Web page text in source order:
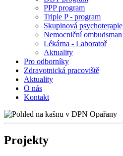
PPP program
Triple P - program
Skupinová psychoterapie
Nemocniční ombudsman
Lékárna - Laboratoř
Aktuality
Pro odborníky
Zdravotnická pracoviště
Aktuality
O nás
Kontakt
Projekty